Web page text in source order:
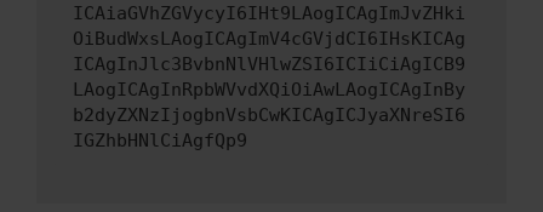
ICAiaGVhZGVycyI6IHt9LAogICAgImJvZHki
OiBudWxsLAogICAgImV4cGVjdCI6IHsKICAg
ICAgInJlc3BvbnNlVHlwZSI6ICIiCiAgICB9
LAogICAgInRpbWVvdXQiOiAwLAogICAgInBy
b2dyZXNzIjogbnVsbCwKICAgICJyaXNreSI6
IGZhbHNlCiAgfQp9